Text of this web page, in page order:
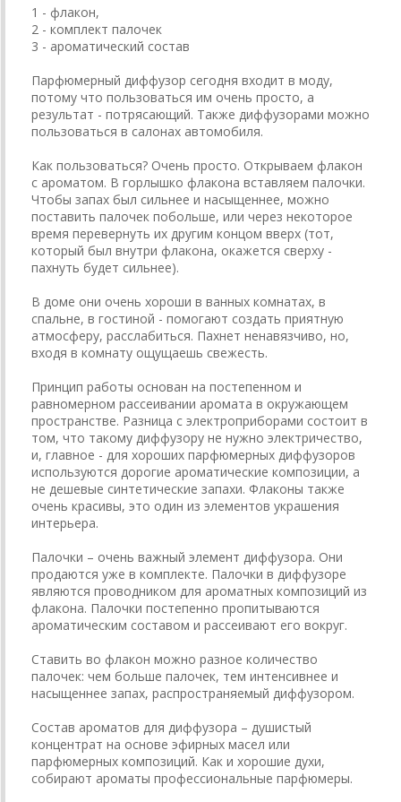
1 - флакон,
2 - комплект палочек
3 - ароматический состав
Парфюмерный диффузор сегодня входит в моду,
потому что пользоваться им очень просто, а
результат - потрясающий. Также диффузорами можно
пользоваться в салонах автомобиля.
Как пользоваться? Очень просто. Открываем флакон
с ароматом. В горлышко флакона вставляем палочки.
Чтобы запах был сильнее и насыщеннее, можно
поставить палочек побольше, или через некоторое
время перевернуть их другим концом вверх (тот,
который был внутри флакона, окажется сверху -
пахнуть будет сильнее).
В доме они очень хороши в ванных комнатах, в
спальне, в гостиной - помогают создать приятную
атмосферу, расслабиться. Пахнет ненавязчиво, но,
входя в комнату ощущаешь свежесть.
Принцип работы основан на постепенном и
равномерном рассеивании аромата в окружающем
пространстве. Разница с электроприборами состоит в
том, что такому диффузору не нужно электричество,
и, главное - для хороших парфюмерных диффузоров
используются дорогие ароматические композиции, а
не дешевые синтетические запахи. Флаконы также
очень красивы, это один из элементов украшения
интерьера.
Палочки – очень важный элемент диффузора. Они
продаются уже в комплекте. Палочки в диффузоре
являются проводником для ароматных композиций из
флакона. Палочки постепенно пропитываются
ароматическим составом и рассеивают его вокруг.
Ставить во флакон можно разное количество
палочек: чем больше палочек, тем интенсивнее и
насыщеннее запах, распространяемый диффузором.
Состав ароматов для диффузора – душистый
концентрат на основе эфирных масел или
парфюмерных композиций. Как и хорошие духи,
собирают ароматы профессиональные парфюмеры.